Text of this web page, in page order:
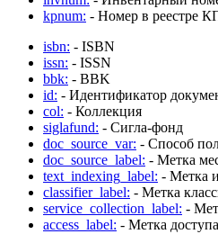
kpnum: - Номер в реестре
isbn: - ISBN
issn: - ISSN
bbk: - BBK
id: - Идентификатор
col: - Коллекция
siglafund: - Сигла-фонд
doc_source_var: - Способ
doc_source_label: - Метка
text_indexing_label: - Метка
classifier_label: - Метка
service_collection_label: -
access_label: - Метка доступа